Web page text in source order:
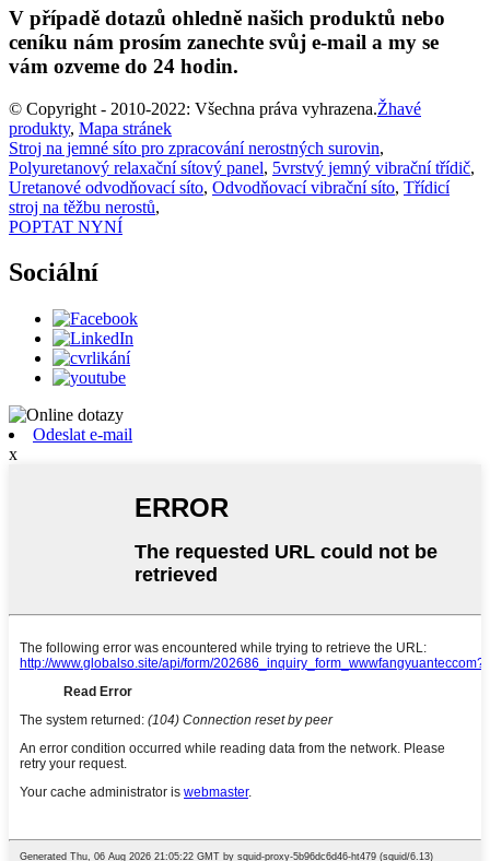
V případě dotazů ohledně našich produktů nebo
ceníku nám prosím zanechte svůj e-mail a my se
vám ozveme do 24 hodin.
© Copyright - 2010-2022: Všechna práva vyhrazena.Žhavé
produkty, Mapa stránek
Stroj na jemné síto pro zpracování nerostných surovin,
Polyuretanový relaxační sítový panel, 5vrstvý jemný vibrační třídič,
Uretanové odvodňovací síto, Odvodňovací vibrační síto, Třídicí
stroj na těžbu nerostů,
POPTAT NYNÍ
Sociální
Odeslat e-mail
x